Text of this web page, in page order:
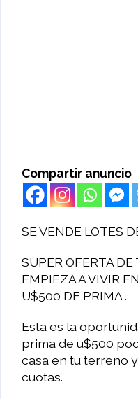
Compartir anuncio
SE VENDE LOTES
SUPER OFERTA
EMPIEZA A VIVIR
U$500 DE PRIMA .
Esta es la
prima de u$500
casa en tu terreno
cuotas.